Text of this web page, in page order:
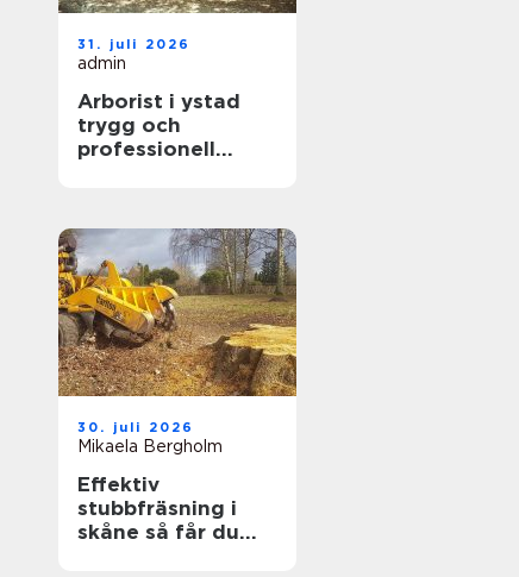
31. juli 2026
admin
Arborist i ystad
trygg och
professionell
30. juli 2026
Mikaela Bergholm
Effektiv
stubbfräsning i
skåne så får du